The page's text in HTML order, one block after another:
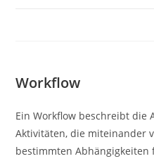
Workflow
Ein Workflow beschreibt die
Aktivitäten, die miteinander
bestimmten Abhängigkeiten